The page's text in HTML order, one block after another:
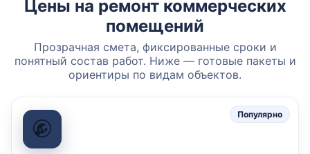
Цены на ремонт коммерческих
помещений
Прозрачная смета, фиксированные сроки и
понятный состав работ. Ниже — готовые пакеты и
ориентиры по видам объектов.
Популярно